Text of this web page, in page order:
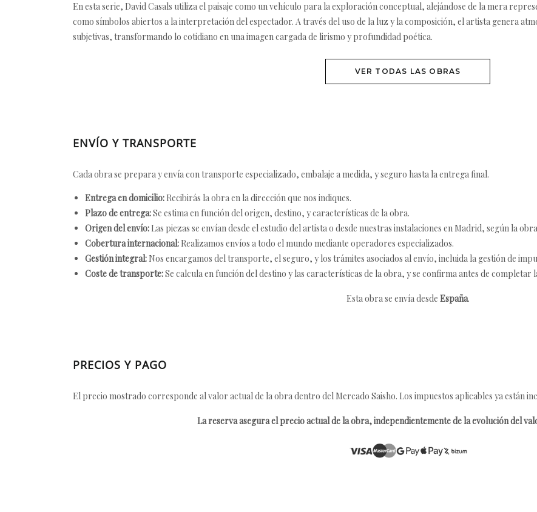
En esta serie, David Casals utiliza el paisaje como un vehículo para la exploración conceptual, alejándose de la mera
como símbolos abiertos a la interpretación del espectador. A través del uso de la luz y la composición, el artista genera
subjetivas, transformando lo cotidiano en una imagen cargada de lirismo y profundidad poética.
VER TODAS LAS OBRAS
ENVÍO Y TRANSPORTE
Cada obra se prepara y envía con transporte especializado, embalaje a medida, y seguro hasta la entrega final.
Entrega en domicilio: Recibirás la obra en la dirección que nos indiques.
Plazo de entrega:Se estima en función del origen, destino, y características de la obra.
Origen del envío: Las piezas se envían desde el estudio del artista o desde nuestras instalaciones en Madrid, según la
Cobertura internacional: Realizamos envíos a todo el mundo mediante operadores especializados.
Gestión integral: Nos encargamos del transporte, el seguro, y los trámites asociados al envío, incluida la gestión de
Coste de transporte:Se calcula en función del destino y las características de la obra, y se confirma antes de completar
Esta obra se envía desde España.
PRECIOS Y PAGO
El precio mostrado corresponde al valor actual de la obra dentro del Mercado Saisho. Los impuestos aplicables ya están
La reserva asegura el precio actual de la obra, independientemente de la evolución del